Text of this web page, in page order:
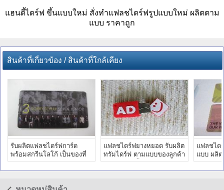
แฮนดี้ไดร์ฟ ขึ้นแบบใหม่ สั่งทำแฟลชไดร์ฟรูปแบบใหม่ ผลิตตาม
แบบ ราคาถูก
สินค้าที่เกี่ยวข้อง / สินค้าที่ใกล้เคียง
รับผลิตแฟลชไดร์ฟการ์ด
พร้อมสกรีนโลโก้ เป็นของที่
ระลึกศิลปิน ให้แฟนคลับ
แฟลชไดร์ฟยางหยอด รับผลิต
ทรัมไดร์ฟ ตามแบบของลูกค้า
ขายส่งแฮนดี้ไดร์ฟ
แฟลชได
แบบ ผลิ
สกรีนลา